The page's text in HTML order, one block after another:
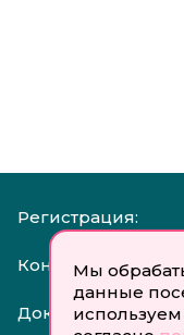
Мы
данные
используем
Регистрация:
Контакты:
Документы: